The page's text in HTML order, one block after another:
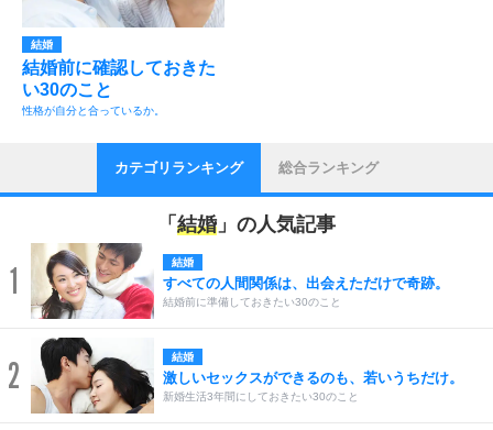
結婚
結婚前に確認しておきた
い30のこと
性格が自分と合っているか。
カテゴリランキング 総合ランキング
「 結婚」の人気記事
1 結婚
すべての人間関係は、出会えただけで奇跡。
結婚前に準備しておきたい30のこと
2 結婚
激しいセックスができるのも、若いうちだけ。
新婚生活3年間にしておきたい30のこと